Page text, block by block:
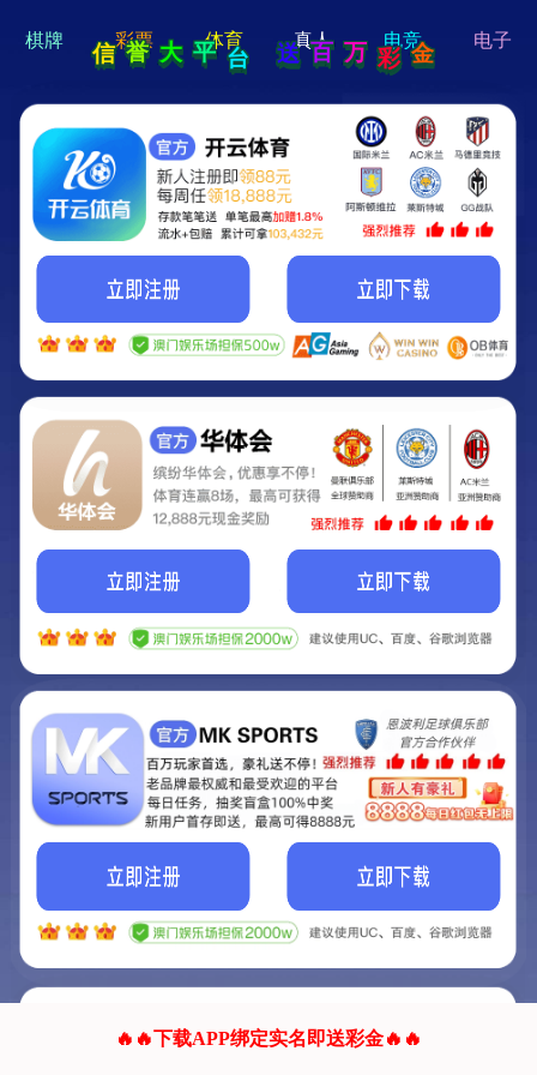
hi 💗
Hey Guys!
我们即将上线啦...
我们的网站正在建设.
它将是非常棒的网站.
联系我们!